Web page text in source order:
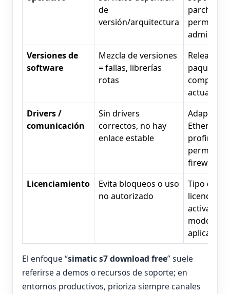
de
versión/arquitectura
parches,
permisos
admin
Versiones de
software
Mezcla de versiones
= fallas, librerías
rotas
Release
paquetes
Drivers /
comunicación
Sin drivers
correctos, no hay
enlace estable
Ethernet,
profinet,
permisos
firewall
Licenciamiento
Evita bloqueos o uso
no autorizado
Tipo de
licencia,
activación,
modo trial
aplica)
El enfoque “simatic s7 download free” suele
referirse a demos o recursos de soporte; en
entornos productivos, prioriza siempre canales